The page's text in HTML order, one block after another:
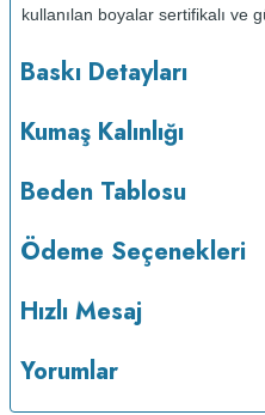
kullanılan boyalar sertifikalı ve
vermez.
Kumaş Kalınlığı :
Bakım : Kısa programda
kurutulmaz.Orta ısıda ve tersten
Baskı Detayları
Kumaş Kalınlığı
Beden Tablosu
Ödeme Seçenekleri
Hızlı Mesaj
Yorumlar